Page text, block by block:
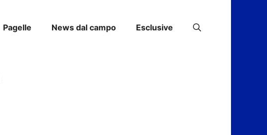
Pagelle News dal campo Esclusive